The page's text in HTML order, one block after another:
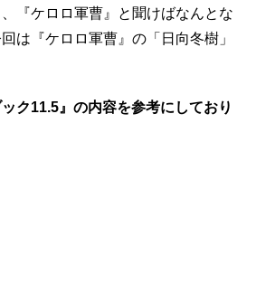
『ケロロ軍曹』と聞けばなんとな
は『ケロロ軍曹』の「日向冬樹」
ク11.5』の内容を参考にしており